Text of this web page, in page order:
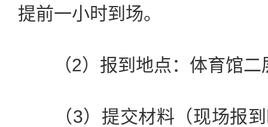
提前一小时到场。
（2）报到地点：体育馆二
（3）提交材料（现场报到